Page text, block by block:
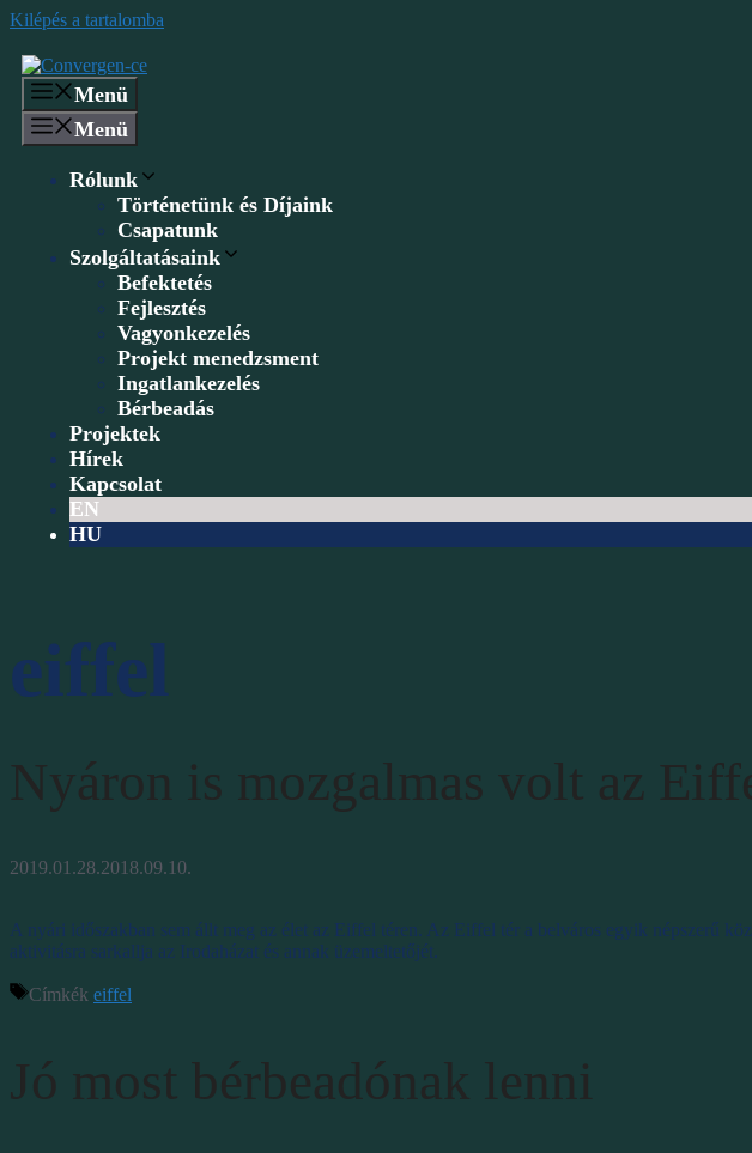
Kilépés a tartalomba
Menü
Menü
Rólunk
Történetünk és Díjaink
Csapatunk
Szolgáltatásaink
Befektetés
Fejlesztés
Vagyonkezelés
Projekt menedzsment
Ingatlankezelés
Bérbeadás
Projektek
Hírek
Kapcsolat
EN
HU
eiffel
2019.01.28.2018.09.10.
A nyári időszakban sem állt meg az élet az Eiffel téren. Az Eiffel tér a belváros egyik népszerű
aktivitásra sarkallja az Irodaházat és annak üzemeltetőjét.
Címkék eiffel